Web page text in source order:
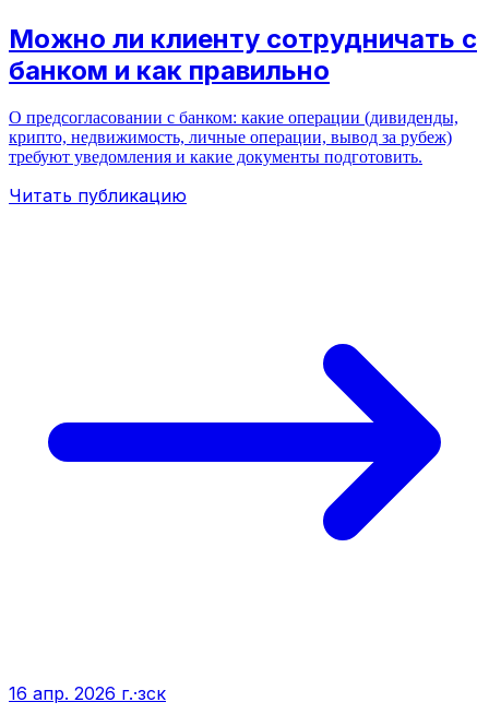
Можно ли клиенту сотрудничать с
банком и как правильно
О предсогласовании с банком: какие операции (дивиденды,
крипто, недвижимость, личные операции, вывод за рубеж)
требуют уведомления и какие документы подготовить.
Читать публикацию
16 апр. 2026 г.·зск